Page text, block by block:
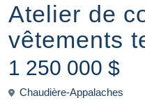
Atelier de
vêtements
1 250 000 $
Chaudière-Appalaches